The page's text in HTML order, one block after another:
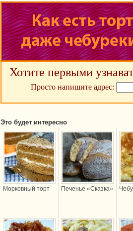
Хотите первыми
Просто напишите адрес:
Это будет интересно
Морковный торт Печенье «Сказка»